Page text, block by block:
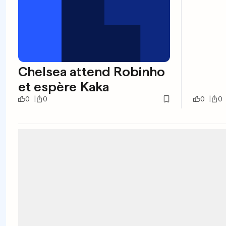
Chelsea attend Robinho
et espère Kaka
0 0 0 0